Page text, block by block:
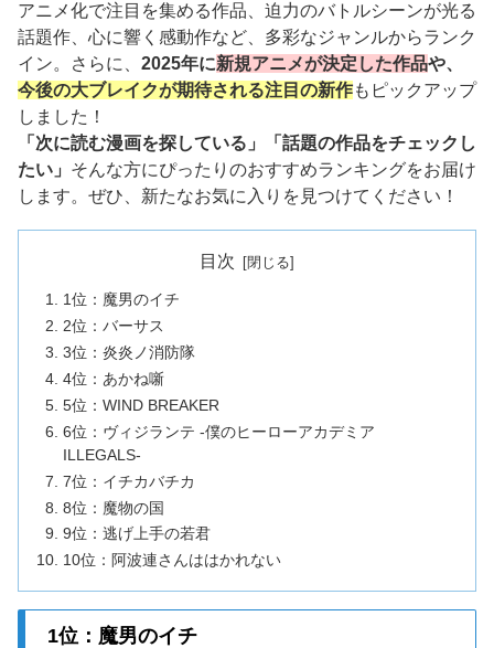
アニメ化で注目を集める作品、迫力のバトルシーンが光る
話題作、心に響く感動作など、多彩なジャンルからランク
イン。さらに、 2025年に新規アニメが決定した作品や、
今後の大ブレイクが期待される注目の新作もピックアップ
しました！
「次に読む漫画を探している」「話題の作品をチェックし
たい」 そんな方にぴったりのおすすめランキングをお届け
します。ぜひ、新たなお気に入りを見つけてください！
目次
1位：魔男のイチ
2位：バーサス
3位：炎炎ノ消防隊
4位：あかね噺
5位：WIND BREAKER
6位：ヴィジランテ -僕のヒーローアカデミア
ILLEGALS-
7位：イチカバチカ
8位：魔物の国
9位：逃げ上手の若君
10位：阿波連さんははかれない
1位：魔男のイチ